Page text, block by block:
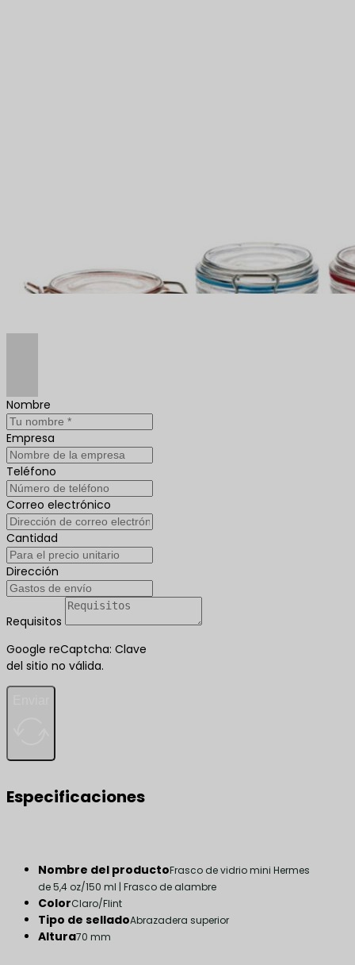
Nombre
Empresa
Teléfono
Correo electrónico
Cantidad
Dirección
Requisitos
Google reCaptcha: Clave
del sitio no válida.
Especificaciones
Nombre del productoFrasco de vidrio mini Hermes
de 5,4 oz/150 ml | Frasco de alambre
ColorClaro/Flint
Tipo de selladoAbrazadera superior
Altura70 mm